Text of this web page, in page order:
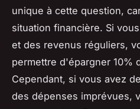
unique à cette question,
situation financière. Si
et des revenus réguliers,
permettre d'épargner 10%
Cependant, si vous avez
des dépenses imprévues,